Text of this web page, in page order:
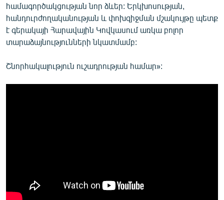
համագործակցության նոր ձևեր: Երկխոսության,
հանդուրժողականության և փոխզիջման մշակույթը պետք
է գերակայի Հարավային Կովկասում առկա բոլոր
տարաձայնությունների նկատմամբ:
Շնորհակալություն ուշադրության համար»: